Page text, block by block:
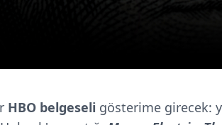
HBO belgeseli gösterime girecek: